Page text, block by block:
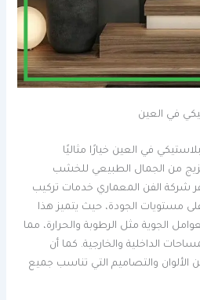
في العين
في العين خيارًا مثاليًا
من الجمال الطبيعي للخشب
شركة الفن المعماري خدمات تركيب
مستويات الجودة، حيث يتميز هذا
الجوية مثل الرطوبة والحرارة، مما
الداخلية والخارجية. كما أن
الألوان والتصاميم التي تناسب جميع